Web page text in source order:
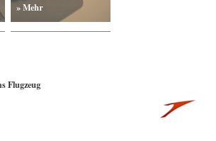
» Mehr
Flugzeug